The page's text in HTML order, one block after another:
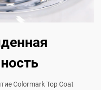
Colormark Top Coat